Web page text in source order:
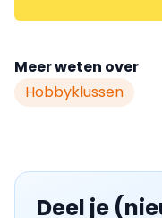
Meer weten over
Hobbyklussen
Deel je